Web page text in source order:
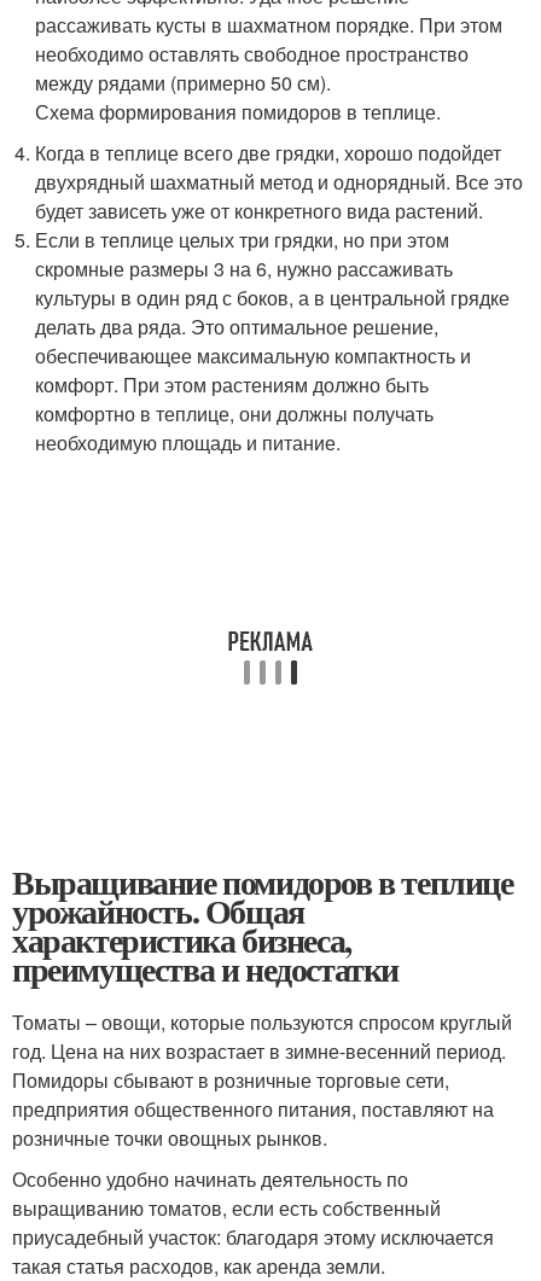
рассаживать кусты в шахматном порядке. При этом
необходимо оставлять свободное пространство
между рядами (примерно 50 см).
Схема формирования помидоров в теплице.
Когда в теплице всего две грядки, хорошо подойдет
двухрядный шахматный метод и однорядный. Все это
будет зависеть уже от конкретного вида растений.
Если в теплице целых три грядки, но при этом
скромные размеры 3 на 6, нужно рассаживать
культуры в один ряд с боков, а в центральной грядке
делать два ряда. Это оптимальное решение,
обеспечивающее максимальную компактность и
комфорт. При этом растениям должно быть
комфортно в теплице, они должны получать
необходимую площадь и питание.
Выращивание помидоров в теплице
урожайность. Общая
характеристика бизнеса,
преимущества и недостатки
Томаты – овощи, которые пользуются спросом круглый
год. Цена на них возрастает в зимне-весенний период.
Помидоры сбывают в розничные торговые сети,
предприятия общественного питания, поставляют на
розничные точки овощных рынков.
Особенно удобно начинать деятельность по
выращиванию томатов, если есть собственный
приусадебный участок: благодаря этому исключается
такая статья расходов, как аренда земли.